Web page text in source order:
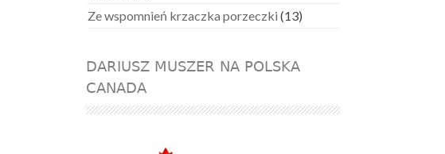
Ze wspomnień krzaczka porzeczki (13)
DARIUSZ MUSZER NA POLSKA
CANADA